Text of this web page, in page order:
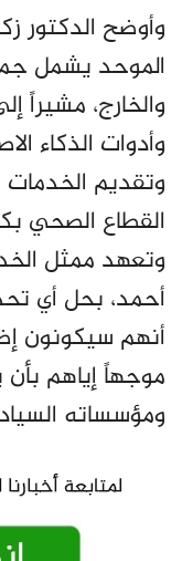
وأوضح الدكتور
الموحد يشمل
والخارج، مشيراً
وأدوات الذكاء
وتقديم الخدمات
القطاع الصحي
وتعهد ممثل
أحمد، بحل أي
أنهم سيكونون
موجهاً إياهم
ومؤسساته